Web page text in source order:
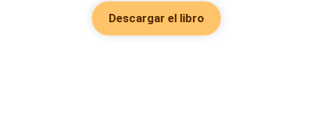
Descargar el libro